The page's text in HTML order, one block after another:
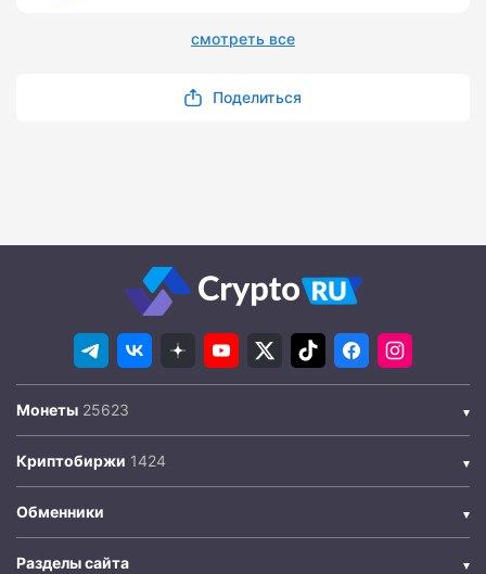
смотреть все
Поделиться
Монеты
Криптобиржи
Обменники
Разделы сайта